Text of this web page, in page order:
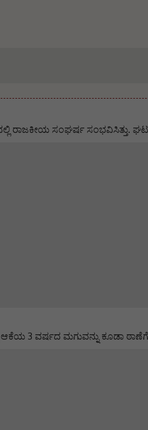
ರಾಜಕೀಯ ಸಂಘರ್ಷ ಸಂಭವಿಸಿತ್ತು.
3 ವರ್ಷದ ಮಗುವನ್ನು ಕೂಡಾ ಠಾಣೆಗೆ